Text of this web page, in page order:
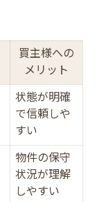
買主様への
メリット
状態が明確
で信頼しや
すい
物件の保守
状況が理解
しやすい